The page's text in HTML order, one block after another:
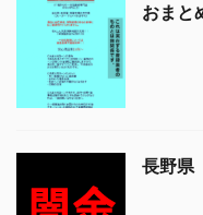
おまと
長野県